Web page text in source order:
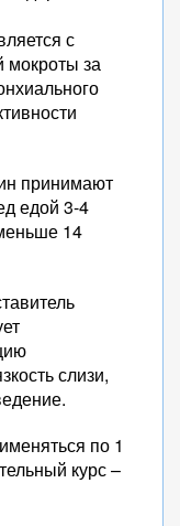
с
мокроты за
принимают
едой 3-4
14
слизи,
по 1
курс –